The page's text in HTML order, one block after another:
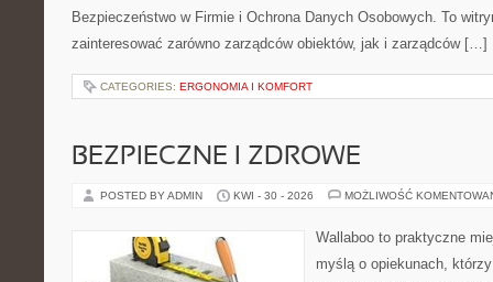
Bezpieczeństwo w Firmie i Ochrona Danych Osobowych. To
zainteresować zarówno zarządców obiektów, jak i zarządców […]
CATEGORIES: ERGONOMIA I KOMFORT
BEZPIECZNE I ZDROWE
POSTED BY ADMIN KWI - 30 - 2026 MOŻLIWOŚĆ
Wallaboo to praktyczne
myślą o opiekunach,